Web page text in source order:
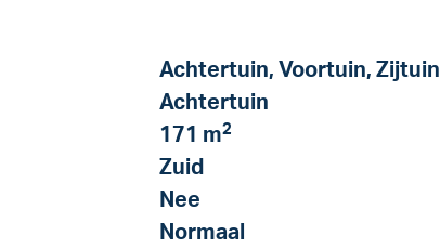
Achtertuin, Voortuin, Zijtuin
Achtertuin
171 m2
Zuid
Nee
Normaal